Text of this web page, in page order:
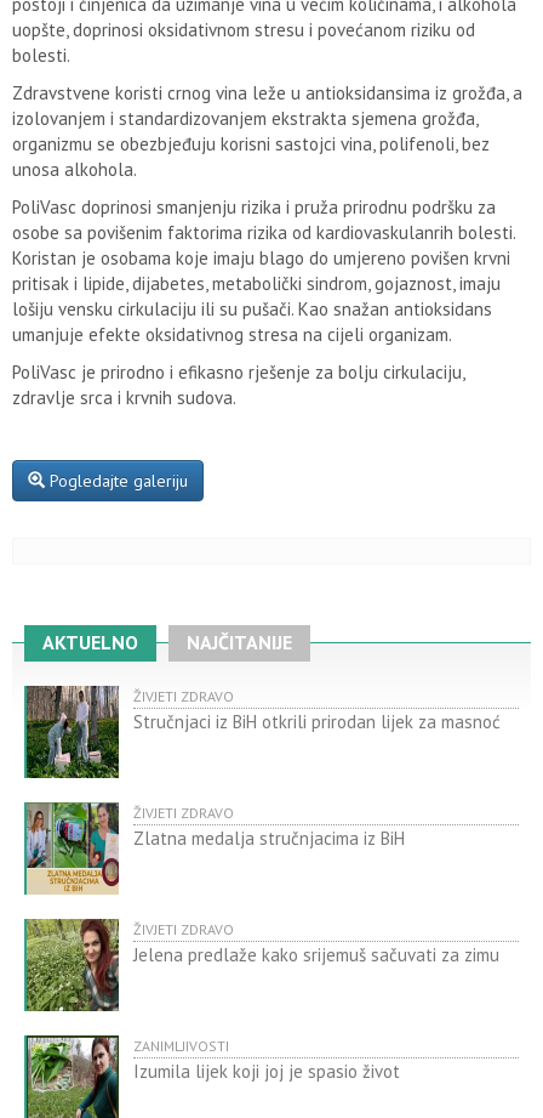
uopšte, doprinosi oksidativnom stresu i povećanom riziku od
bolesti.
Zdravstvene koristi crnog vina leže u antioksidansima iz grožđa, a
izolovanjem i standardizovanjem ekstrakta sjemena grožđa,
organizmu se obezbjeđuju korisni sastojci vina, polifenoli, bez
unosa alkohola.
PoliVasc doprinosi smanjenju rizika i pruža prirodnu podršku za
osobe sa povišenim faktorima rizika od kardiovaskulanrih bolesti.
Koristan je osobama koje imaju blago do umjereno povišen krvni
pritisak i lipide, dijabetes, metabolički sindrom, gojaznost, imaju
lošiju vensku cirkulaciju ili su pušači. Kao snažan antioksidans
umanjuje efekte oksidativnog stresa na cijeli organizam.
PoliVasc je prirodno i efikasno rješenje za bolju cirkulaciju,
zdravlje srca i krvnih sudova.
Pogledajte galeriju
AKTUELNO NAJČITANIJE
ŽIVJETI ZDRAVO
Stručnjaci iz BiH otkrili prirodan lijek za masnoć
ŽIVJETI ZDRAVO
Zlatna medalja stručnjacima iz BiH
ŽIVJETI ZDRAVO
Jelena predlaže kako srijemuš sačuvati za zimu
ZANIMLJIVOSTI
Izumila lijek koji joj je spasio život